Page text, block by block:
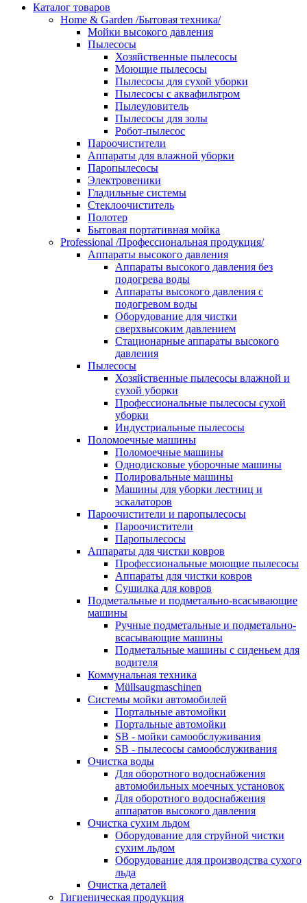
Каталог товаров
Home & Garden /Бытовая техника/
Мойки высокого давления
Пылесосы
Хозяйственные пылесосы
Моющие пылесосы
Пылесосы для сухой уборки
Пылесосы с аквафильтром
Пылеуловитель
Пылесосы для золы
Робот-пылесос
Пароочистители
Аппараты для влажной уборки
Паропылесосы
Электровеники
Гладильные системы
Стеклоочиститель
Полотер
Бытовая портативная мойка
Professional /Профессиональная продукция/
Аппараты высокого давления
Аппараты высокого давления без
подогрева воды
Аппараты высокого давления с
подогревом воды
Оборудование для чистки
сверхвысоким давлением
Стационарные аппараты высокого
давления
Пылесосы
Хозяйственные пылесосы влажной и
сухой уборки
Профессиональные пылесосы сухой
уборки
Индустриальные пылесосы
Поломоечные машины
Поломоечные машины
Однодисковые уборочные машины
Полировальные машины
Машины для уборки лестниц и
эскалаторов
Пароочистители и паропылесосы
Пароочистители
Паропылесосы
Аппараты для чистки ковров
Профессиональные моющие пылесосы
Аппараты для чистки ковров
Сушилка для ковров
Подметальные и подметально-всасывающие
машины
Ручные подметальные и подметально-
всасывающие машины
Подметальные машины с сиденьем для
водителя
Коммунальная техника
Müllsaugmaschinen
Системы мойки автомобилей
Портальные автомойки
Портальные автомойки
SB - мойки самообслуживания
SB - пылесосы самообслуживания
Очистка воды
Для оборотного водоснабжения
автомобильных моечных установок
Для оборотного водоснабжения
аппаратов высокого давления
Очистка сухим льдом
Оборудование для струйной чистки
сухим льдом
Оборудование для производства сухого
льда
Очистка деталей
Гигиеническая продукция